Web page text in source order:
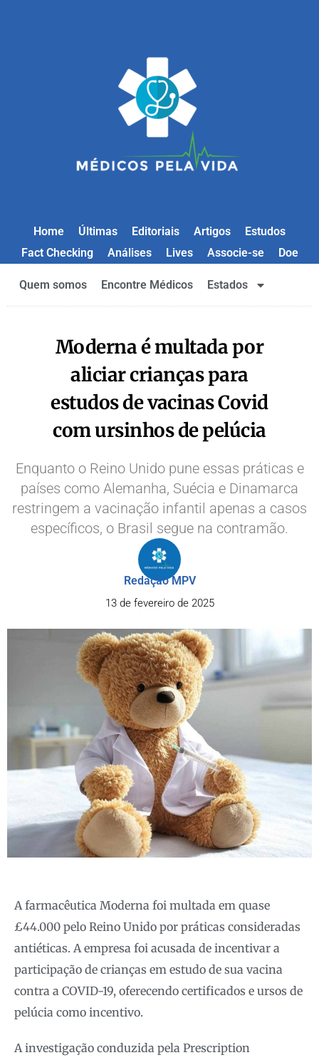
Home Últimas Editoriais Artigos
Estudos
Fact Checking
Análises Lives Associe-se Doe
Quem somos Encontre Médicos Estados
Moderna é multada por
aliciar crianças para
estudos de vacinas Covid
com ursinhos de pelúcia
Enquanto o Reino Unido pune essas práticas e
países como Alemanha, Suécia e Dinamarca
restringem a vacinação infantil apenas a casos
específicos, o Brasil segue na contramão.
Redação MPV
13 de fevereiro de 2025
A farmacêutica Moderna foi multada em quase
£44.000 pelo Reino Unido por práticas consideradas
antiéticas. A empresa foi acusada de incentivar a
participação de crianças em estudo de sua vacina
contra a COVID-19, oferecendo certificados e ursos de
pelúcia como incentivo.
A investigação conduzida pela Prescription